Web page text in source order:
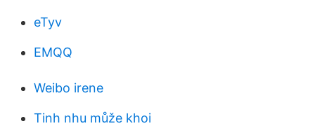
eTyv
EMQQ
Weibo irene
Tinh nhu může khoi